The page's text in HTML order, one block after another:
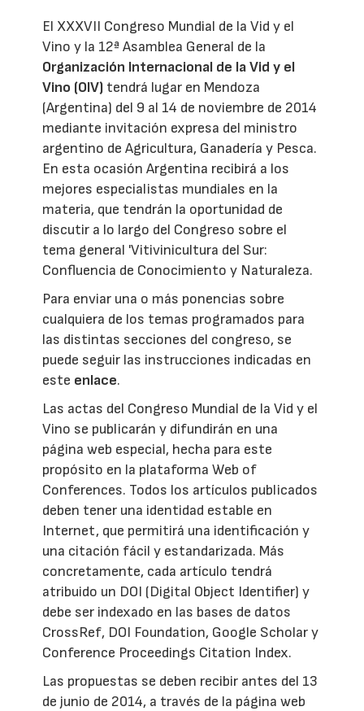
El XXXVII Congreso Mundial de la Vid y el
Vino y la 12ª Asamblea General de la
Organización Internacional de la Vid y el
Vino (OIV) tendrá lugar en Mendoza
(Argentina) del 9 al 14 de noviembre de 2014
mediante invitación expresa del ministro
argentino de Agricultura, Ganadería y Pesca.
En esta ocasión Argentina recibirá a los
mejores especialistas mundiales en la
materia, que tendrán la oportunidad de
discutir a lo largo del Congreso sobre el
tema general 'Vitivinicultura del Sur:
Confluencia de Conocimiento y Naturaleza.
Para enviar una o más ponencias sobre
cualquiera de los temas programados para
las distintas secciones del congreso, se
puede seguir las instrucciones indicadas en
este enlace.
Las actas del Congreso Mundial de la Vid y el
Vino se publicarán y difundirán en una
página web especial, hecha para este
propósito en la plataforma Web of
Conferences. Todos los artículos publicados
deben tener una identidad estable en
Internet, que permitirá una identificación y
una citación fácil y estandarizada. Más
concretamente, cada artículo tendrá
atribuido un DOI (Digital Object Identifier) y
debe ser indexado en las bases de datos
CrossRef, DOI Foundation, Google Scholar y
Conference Proceedings Citation Index.
Las propuestas se deben recibir antes del 13
de junio de 2014, a través de la página web